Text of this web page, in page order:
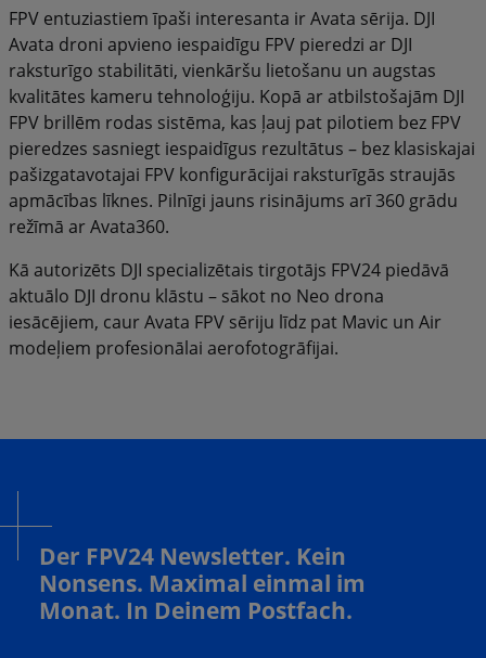
FPV entuziastiem īpaši interesanta ir Avata sērija. DJI
Avata droni apvieno iespaidīgu FPV pieredzi ar DJI
raksturīgo stabilitāti, vienkāršu lietošanu un augstas
kvalitātes kameru tehnoloģiju. Kopā ar atbilstošajām DJI
FPV brillēm rodas sistēma, kas ļauj pat pilotiem bez FPV
pieredzes sasniegt iespaidīgus rezultātus – bez klasiskajai
pašizgatavotajai FPV konfigurācijai raksturīgās straujās
apmācības līknes. Pilnīgi jauns risinājums arī 360 grādu
režīmā ar Avata360.
Kā autorizēts DJI specializētais tirgotājs FPV24 piedāvā
aktuālo DJI dronu klāstu – sākot no Neo drona
iesācējiem, caur Avata FPV sēriju līdz pat Mavic un Air
modeļiem profesionālai aerofotogrāfijai.
Der FPV24 Newsletter. Kein
Nonsens. Maximal einmal im
Monat. In Deinem Postfach.